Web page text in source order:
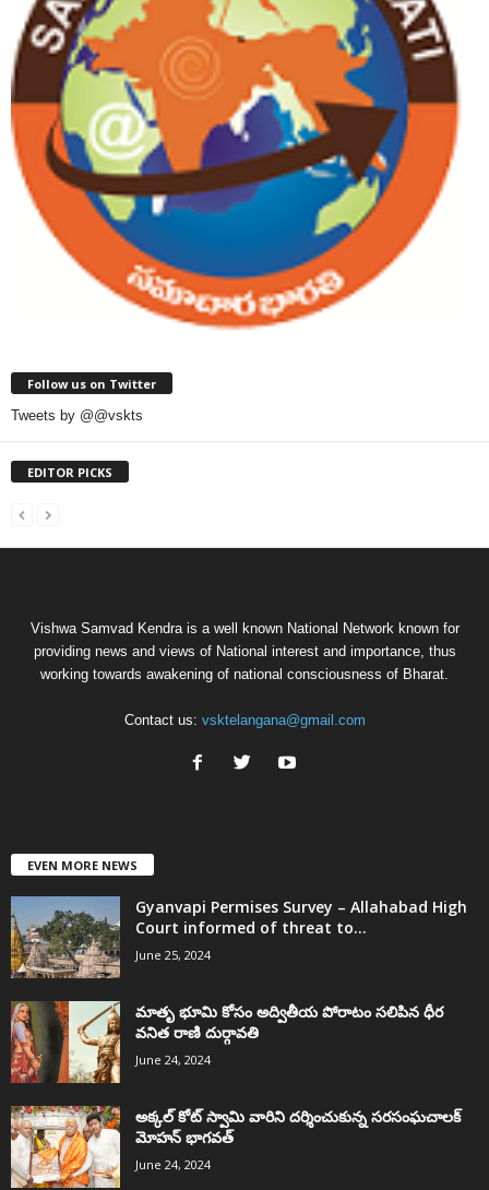
Follow us on Twitter
Tweets by @@vskts
EDITOR PICKS
Vishwa Samvad Kendra is a well known National Network known for
providing news and views of National interest and importance, thus
working towards awakening of national consciousness of Bharat.
Contact us: vsktelangana@gmail.com
EVEN MORE NEWS
Gyanvapi Permises Survey – Allahabad High
Court informed of threat to...
June 25, 2024
మాతృ భూమి కోసం అద్వితీయ పోరాటం సలిపిన ధీర
వనిత రాణి దుర్గావతి
June 24, 2024
అక్కల్‌ కోట్‌ స్వామి వారిని దర్శించుకున్న సరసంఘచాలక్
మోహన్ భాగవత్
June 24, 2024